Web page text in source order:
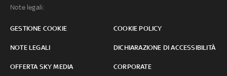
Note legali:
GESTIONE COOKIE COOKIE POLICY
NOTE LEGALI DICHIARAZIONE DI ACCESSIBILITÀ
OFFERTA SKY MEDIA CORPORATE